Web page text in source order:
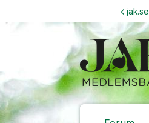
jak.se